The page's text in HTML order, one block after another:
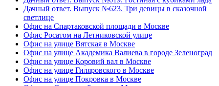
Дачный ответ. Выпуск №623. Три девицы в сказочной
светлице
Офис на Спартаковской площади в Москве
Офис Росатом на Летниковской улице
Офис на улице Вятская в Москве
Офис на улице Академика Валиева в городе Зеленоград
Офис на улице Коровий вал в Москве
Офис на улице Гиляровского в Москве
Офис на улице Покровка в Москве